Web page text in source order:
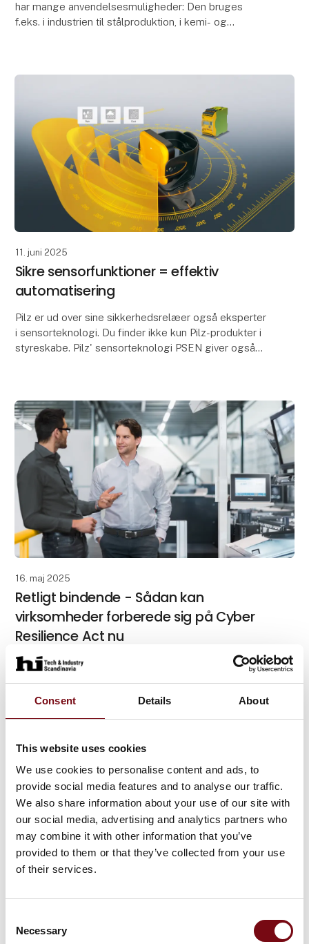
Consent Details About
This website uses cookies
We use cookies to personalise content and ads, to
provide social media features and to analyse our traffic.
We also share information about your use of our site with
our social media, advertising and analytics partners who
may combine it with other information that you’ve
provided to them or that they’ve collected from your use
of their services.
Selection
Necessary
har mange anvendelsesmuligheder: Den bruges
f.eks. i industrien til stålproduktion, i kemi- og
11. juni 2025
Sikre sensorfunktioner = effektiv
automatisering
Pilz er ud over sine sikkerhedsrelæer også eksperter
i sensorteknologi. Du finder ikke kun Pilz-produkter i
styreskabe. Pilz' sensorteknologi PSEN giver også
16. maj 2025
Retligt bindende - Sådan kan
virksomheder forberede sig på Cyber
Resilience Act nu
Cyber Resilience Act (CRA) blev offentliggjort for
elementer. Berørte virksomheder har nu 36 måneder t